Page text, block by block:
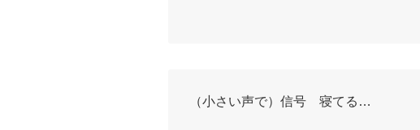
（小さい声で）信号 寝てる…